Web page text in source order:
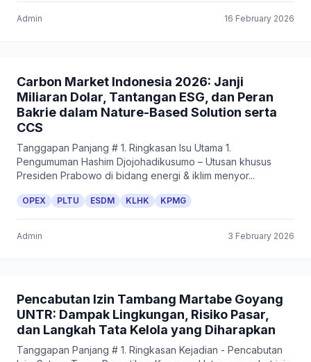
Admin 16 February 2026
Carbon Market Indonesia 2026: Janji
Miliaran Dolar, Tantangan ESG, dan Peran
Bakrie dalam Nature-Based Solution serta
CCS
Tanggapan Panjang # 1. Ringkasan Isu Utama 1.
Pengumuman Hashim Djojohadikusumo – Utusan khusus
Presiden Prabowo di bidang energi & iklim menyor...
OPEX PLTU ESDM KLHK KPMG
Admin 3 February 2026
Pencabutan Izin Tambang Martabe Goyang
UNTR: Dampak Lingkungan, Risiko Pasar,
dan Langkah Tata Kelola yang Diharapkan
Tanggapan Panjang # 1. Ringkasan Kejadian - Pencabutan